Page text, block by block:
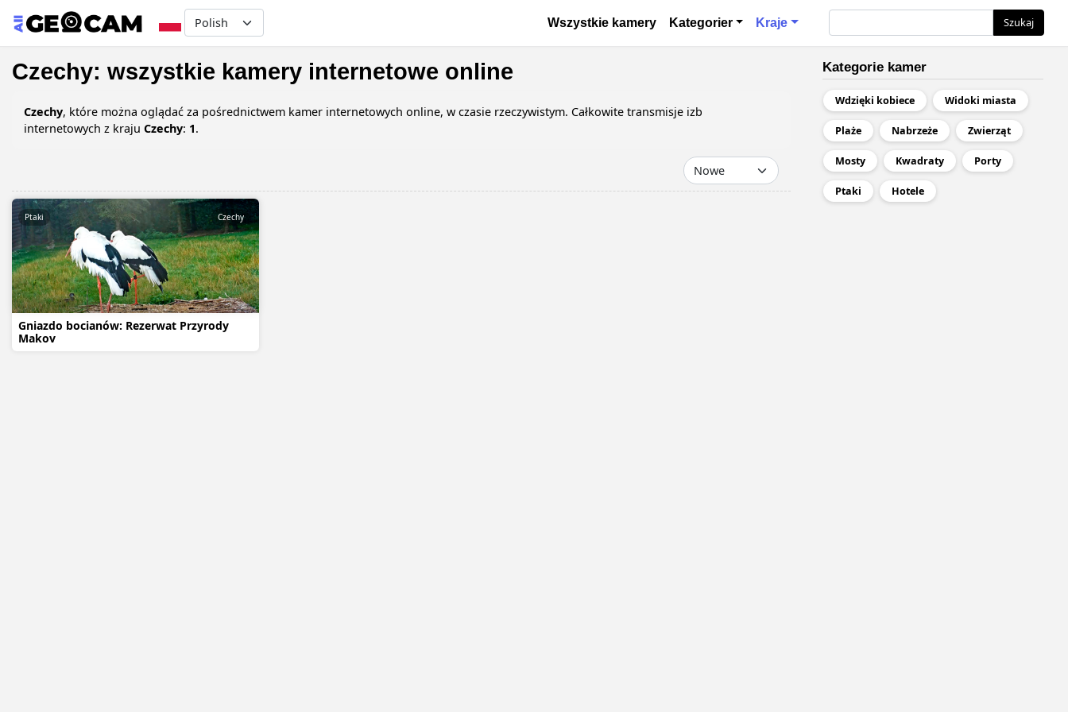
Select your language Основная навигация
Wszystkie kamery Kategorier Kraje Szukaj
Czechy: wszystkie kamery internetowe online
Czechy, które można oglądać za pośrednictwem kamer internetowych online, w czasie rzeczywistym. Całkowite transmisje izb
internetowych z kraju Czechy: 1.
Gniazdo bocianów: Rezerwat Przyrody
Makov
Ptaki Czechy
Kategorie kamer
Wdzięki kobiece Widoki miasta
Plaże Nabrzeże Zwierząt
Mosty Kwadraty Porty
Ptaki Hotele